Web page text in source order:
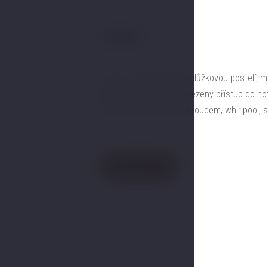
Pokoj s pohodlnou jednolůžkovou postelí,
Samozřejmostí je neomezený přístup do
dispozici bazén s protiproudem,